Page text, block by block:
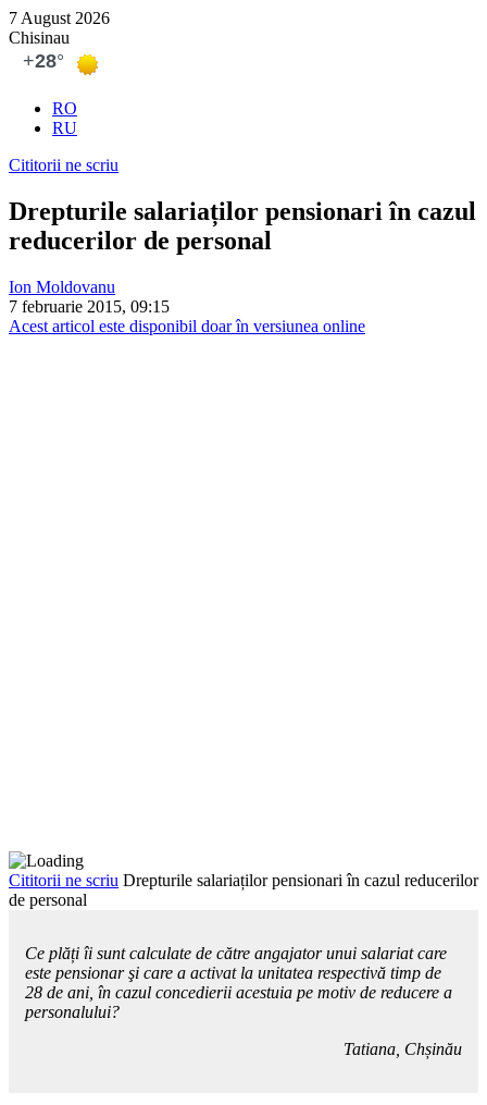
7 August 2026
Chisinau
RO
RU
Cititorii ne scriu
Drepturile salariaților pensionari în cazul
reducerilor de personal
Ion Moldovanu
7 februarie 2015, 09:15
Acest articol este disponibil doar în versiunea online
Cititorii ne scriu Drepturile salariaților pensionari în cazul reducerilor
de personal
Ce plăți îi sunt calculate de că­tre angajator unui salariat care
este pensionar şi care a activat la unitatea respectivă timp de
28 de ani, în cazul concedierii acestuia pe motiv de reducere a
personalului?
Tatiana, Chșinău